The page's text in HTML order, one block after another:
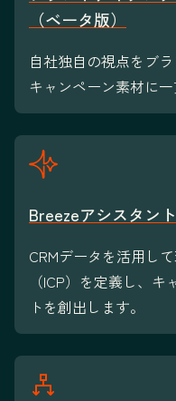
（ベータ版）
自社独自の視点をブ
キャンペーン素材に
Breezeアシスタント
CRMデータを活用し
（ICP）を定義し、
トを創出します。